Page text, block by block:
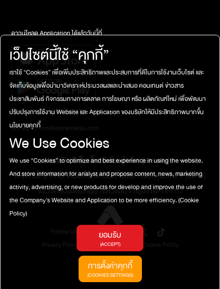
ดาวน์โหลด Application ได้แล้ววันนี้ที่
ติดต่อสอบถาม / แจ้งปัญหาการใช้งาน
atimeplatform@atimemedia.com
บริษัท จีเอ็มเอ็ม มีเดีย จำกัด (มหาชน)
เลขที่ 50 อาคาร จีเอ็มเอ็ม แกรมมี่ เพลส ถนนสุขุมวิท21 (อโศก)
แขวงคลองเตยเหนือ เขตวัฒนา กรุงเทพ 10110
Follow Us
Privacy Policy
Terms of Service Cookie Policy
เว็บไซต์นี้ใช้ “คุกกี้”
เราใช้ “Cookies” เพื่อเพิ่มประสิทธิภาพและประสบการที่ดีในการใช้งานเว็บไซต์ และ
จัดเก็บข้อมูลเพื่อนำมาวิเคราะห์ประมวลผลและนำเสนอ คอนเทนต์ ข่าวสาร
ประชาสัมพันธ์ กิจกรรมทางการตลาด การโฆษณา หรือ ผลิตภัณฑ์ใหม่ เพื่อพัฒนา
ปรับปรุงการใช้งาน Website และ Application ของบริษัทให้มีประสิทธิภาพมากขึ้น
นโยบายคุกกี้
We Use Cookies
We use “Cookies” to optimize and best experience in using the website.
And store information for analyst and propose content, news, marketing
activity, advertising, or new products for develop and improve the use of
the Company's Website and Application to be more efficiency.(Cookie
Policy)
ยอมรับ
(ACCEPT)
การตั้งค่าคุกกี้
(COOKIES SETTINGS)